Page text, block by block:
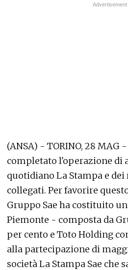
(ANSA) - TORINO, 28 MAG
completato l'operazione di
quotidiano La Stampa e
collegati. Per favorire
Gruppo Sae ha costituito
Piemonte - composta da
per cento e Toto Holding
alla partecipazione di
società La Stampa Sae che